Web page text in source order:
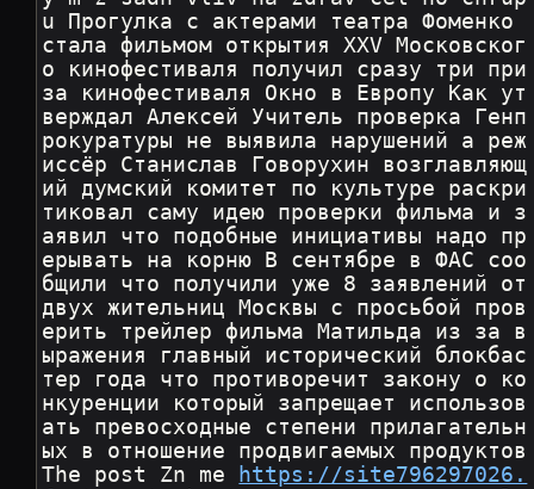
u Прогулка с актерами театра Фоменко
стала фильмом открытия XXV Московског
о кинофестиваля получил сразу три при
за кинофестиваля Окно в Европу Как ут
верждал Алексей Учитель проверка Генп
рокуратуры не выявила нарушений а реж
иссёр Станислав Говорухин возглавляющ
ий думский комитет по культуре раскри
тиковал саму идею проверки фильма и з
аявил что подобные инициативы надо пр
ерывать на корню В сентябре в ФАС соо
бщили что получили уже 8 заявлений от
двух жительниц Москвы с просьбой пров
ерить трейлер фильма Матильда из за в
ыражения главный исторический блокбас
тер года что противоречит закону о ко
нкуренции который запрещает использов
ать превосходные степени прилагательн
ых в отношение продвигаемых продуктов
The post Zn me
https://site796297026.